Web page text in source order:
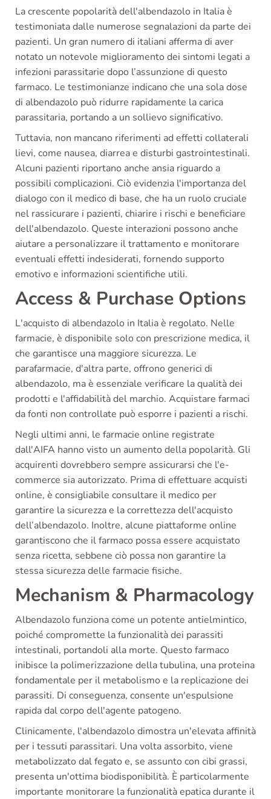
La crescente popolarità dell'albendazolo in Italia è
testimoniata dalle numerose segnalazioni da parte dei
pazienti. Un gran numero di italiani afferma di aver
notato un notevole miglioramento dei sintomi legati a
infezioni parassitarie dopo l’assunzione di questo
farmaco. Le testimonianze indicano che una sola dose
di albendazolo può ridurre rapidamente la carica
parassitaria, portando a un sollievo significativo.
Tuttavia, non mancano riferimenti ad effetti collaterali
lievi, come nausea, diarrea e disturbi gastrointestinali.
Alcuni pazienti riportano anche ansia riguardo a
possibili complicazioni. Ciò evidenzia l'importanza del
dialogo con il medico di base, che ha un ruolo cruciale
nel rassicurare i pazienti, chiarire i rischi e beneficiare
dell'albendazolo. Queste interazioni possono anche
aiutare a personalizzare il trattamento e monitorare
eventuali effetti indesiderati, fornendo supporto
emotivo e informazioni scientifiche utili.
Access & Purchase Options
L'acquisto di albendazolo in Italia è regolato. Nelle
farmacie, è disponibile solo con prescrizione medica, il
che garantisce una maggiore sicurezza. Le
parafarmacie, d'altra parte, offrono generici di
albendazolo, ma è essenziale verificare la qualità dei
prodotti e l'affidabilità del marchio. Acquistare farmaci
da fonti non controllate può esporre i pazienti a rischi.
Negli ultimi anni, le farmacie online registrate
dall'AIFA hanno visto un aumento della popolarità. Gli
acquirenti dovrebbero sempre assicurarsi che l'e-
commerce sia autorizzato. Prima di effettuare acquisti
online, è consigliabile consultare il medico per
garantire la sicurezza e la correttezza dell'acquisto
dell’albendazolo. Inoltre, alcune piattaforme online
garantiscono che il farmaco possa essere acquistato
senza ricetta, sebbene ciò possa non garantire la
stessa sicurezza delle farmacie fisiche.
Mechanism & Pharmacology
Albendazolo funziona come un potente antielmintico,
poiché compromette la funzionalità dei parassiti
intestinali, portandoli alla morte. Questo farmaco
inibisce la polimerizzazione della tubulina, una proteina
fondamentale per il metabolismo e la replicazione dei
parassiti. Di conseguenza, consente un'espulsione
rapida dal corpo dell'agente patogeno.
Clinicamente, l'albendazolo dimostra un'elevata affinità
per i tessuti parassitari. Una volta assorbito, viene
metabolizzato dal fegato e, se assunto con cibi grassi,
presenta un'ottima biodisponibilità. È particolarmente
importante monitorare la funzionalità epatica durante il